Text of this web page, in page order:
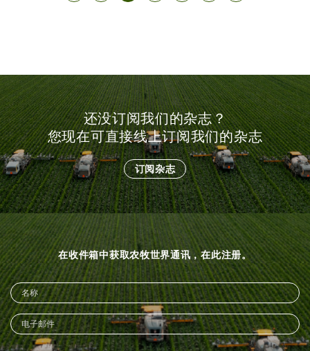
还没订阅我们的杂志？
您现在可直接线上订阅我们的杂志
订阅杂志
在收件箱中获取农牧世界通讯，在此注册。